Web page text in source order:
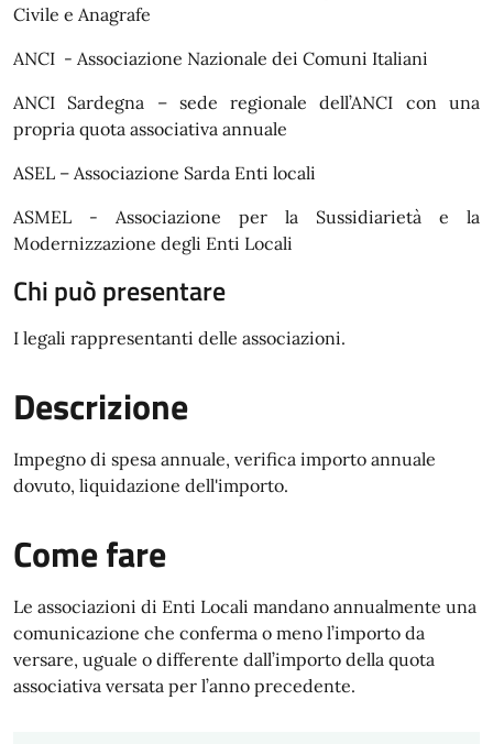
Civile e Anagrafe
ANCI - Associazione Nazionale dei Comuni Italiani
ANCI Sardegna – sede regionale dell’ANCI con una
propria quota associativa annuale
ASEL – Associazione Sarda Enti locali
ASMEL - Associazione per la Sussidiarietà e la
Modernizzazione degli Enti Locali
Chi può presentare
I legali rappresentanti delle associazioni.
Descrizione
Impegno di spesa annuale, verifica importo annuale
dovuto, liquidazione dell'importo.
Come fare
Le associazioni di Enti Locali mandano annualmente una
comunicazione che conferma o meno l’importo da
versare, uguale o differente dall’importo della quota
associativa versata per l’anno precedente.